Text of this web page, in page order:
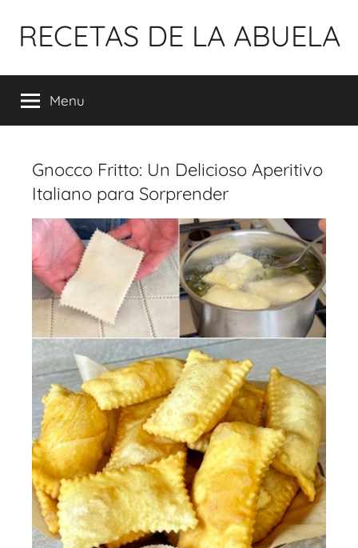
para
conteúdo
RECETAS DE LA ABUELA
Menu
Gnocco Fritto: Un Delicioso Aperitivo
Italiano para Sorprender